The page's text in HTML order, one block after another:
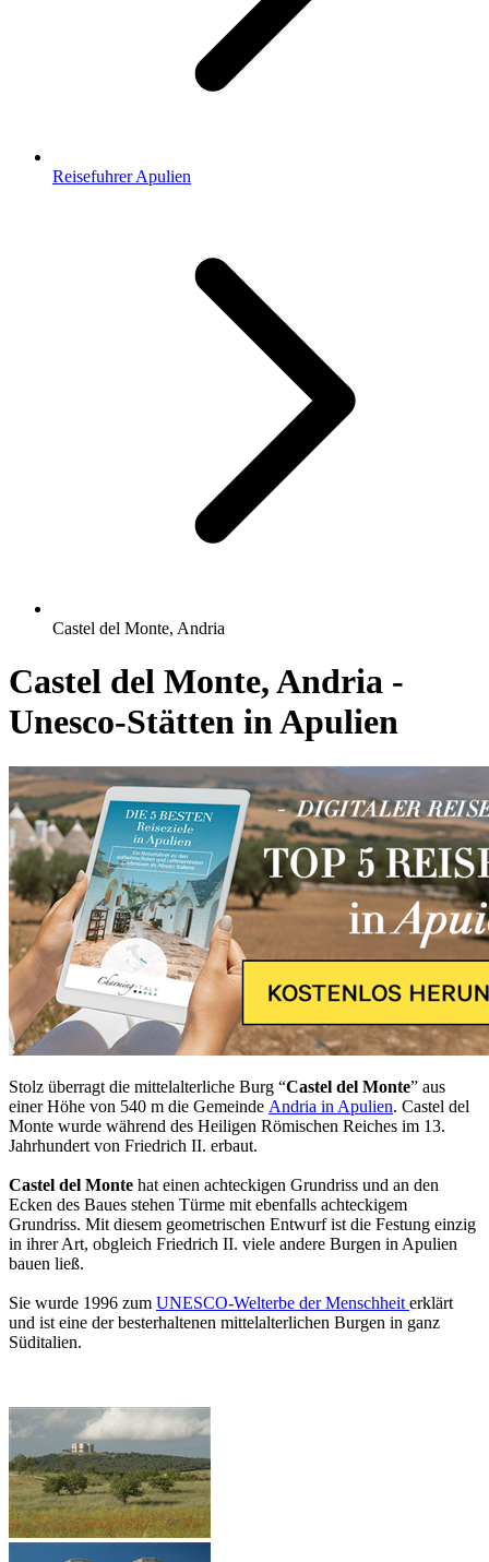
Reisefuhrer Apulien
Castel del Monte, Andria
Castel del Monte, Andria -
Unesco-Stätten in Apulien
Stolz überragt die mittelalterliche Burg “Castel del Monte” aus
einer Höhe von 540 m die Gemeinde Andria in Apulien. Castel del
Monte wurde während des Heiligen Römischen Reiches im 13.
Jahrhundert von Friedrich II. erbaut.
Castel del Monte hat einen achteckigen Grundriss und an den
Ecken des Baues stehen Türme mit ebenfalls achteckigem
Grundriss. Mit diesem geometrischen Entwurf ist die Festung einzig
in ihrer Art, obgleich Friedrich II. viele andere Burgen in Apulien
bauen ließ.
Sie wurde 1996 zum UNESCO-Welterbe der Menschheit erklärt
und ist eine der besterhaltenen mittelalterlichen Burgen in ganz
Süditalien.